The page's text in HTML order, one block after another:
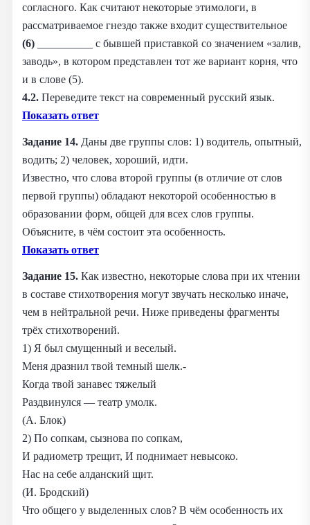
согласного. Как считают некоторые этимологи, в
рассматриваемое гнездо также входит существительное
(6) __________ с бывшей приставкой со значением «залив,
заводь», в котором представлен тот же вариант корня, что
и в слове (5).
4.2. Переведите текст на современный русский язык.
Показать ответ
Задание 14. Даны две группы слов: 1) водитель, опытный,
водить; 2) человек, хороший, идти.
Известно, что слова второй группы (в отличие от слов
первой группы) обладают некоторой особенностью в
образовании форм, общей для всех слов группы.
Объясните, в чём состоит эта особенность.
Показать ответ
Задание 15. Как известно, некоторые слова при их чтении
в составе стихотворения могут звучать несколько иначе,
чем в нейтральной речи. Ниже приведены фрагменты
трёх стихотворений.
1) Я был смущенный и веселый.
Меня дразнил твой темный шелк.-
Когда твой занавес тяжелый
Раздвинулся — театр умолк.
(А. Блок)
2) По сопкам, сызнова по сопкам,
И радиометр трещит, И поднимает невысоко.
Нас на себе алданский щит.
(И. Бродский)
Что общего у выделенных слов? В чём особенность их